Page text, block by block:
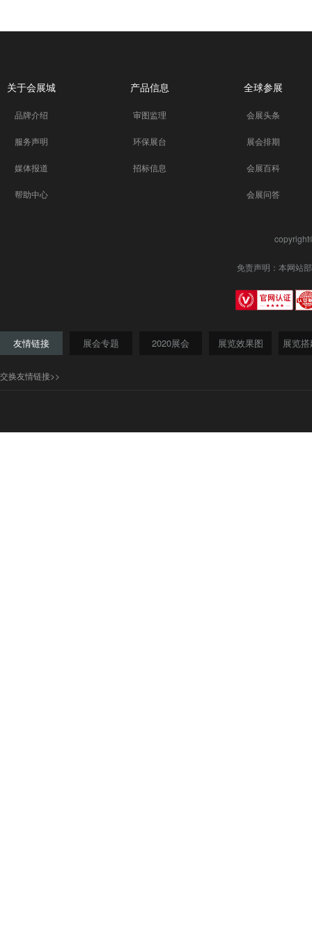
关于会展城
品牌介绍
服务声明
媒体报道
帮助中心
产品信息
审图监理
环保展台
招标信息
全球参展
会展头条
展会排期
会展百科
会展问答
免责声明：本网站
友情链接 展会专题 2020展会 展览效果图 展览
交换友情链接>>